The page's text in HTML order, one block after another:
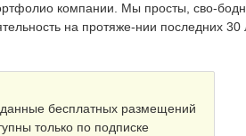
компании. Мы просты, сво-
на протяже-нии последних 30
данные бесплатных размещений
только по подписке